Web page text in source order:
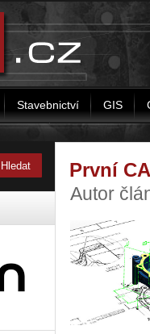
Stavebnictví GIS
První
Autor